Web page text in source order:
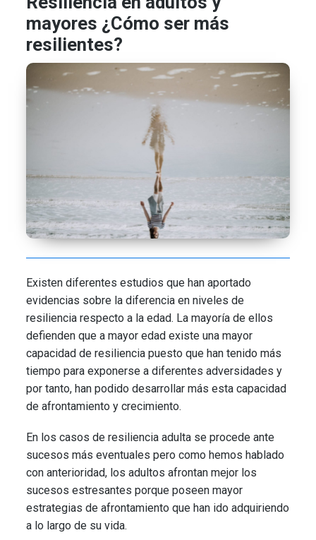
mayores ¿Cómo ser más
resilientes?
Existen diferentes estudios que han aportado
evidencias sobre la diferencia en niveles de
resiliencia respecto a la edad. La mayoría de ellos
defienden que a mayor edad existe una mayor
capacidad de resiliencia puesto que han tenido más
tiempo para exponerse a diferentes adversidades y
por tanto, han podido desarrollar más esta capacidad
de afrontamiento y crecimiento.
En los casos de resiliencia adulta se procede ante
sucesos más eventuales pero como hemos hablado
con anterioridad, los adultos afrontan mejor los
sucesos estresantes porque poseen mayor
estrategias de afrontamiento que han ido adquiriendo
a lo largo de su vida.